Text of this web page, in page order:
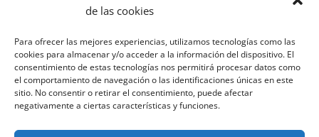
de las cookies
Para ofrecer las mejores experiencias, utilizamos tecnologías como las
cookies para almacenar y/o acceder a la información del dispositivo. El
consentimiento de estas tecnologías nos permitirá procesar datos como
el comportamiento de navegación o las identificaciones únicas en este
sitio. No consentir o retirar el consentimiento, puede afectar
negativamente a ciertas características y funciones.